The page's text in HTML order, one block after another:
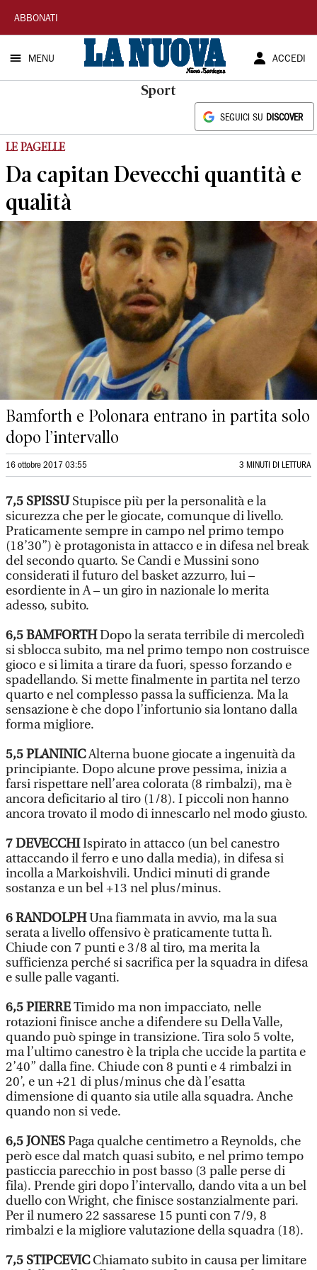
La
Nuova
Sardegna
ABBONATI
MENU ACCEDI
Sport
SEGUICI SU DISCOVER
LE PAGELLE
Da capitan Devecchi quantità e
qualità
Bamforth e Polonara entrano in partita solo
dopo l’intervallo
16 ottobre 2017 03:55 3 MINUTI DI LETTURA
7,5 SPISSUStupisce più per la personalità e la
sicurezza che per le giocate, comunque di livello.
Praticamente sempre in campo nel primo tempo
(18’30”) è protagonista in attacco e in difesa nel break
del secondo quarto. Se Candi e Mussini sono
considerati il futuro del basket azzurro, lui –
esordiente in A – un giro in nazionale lo merita
adesso, subito.
6,5BAMFORTHDopo la serata terribile di mercoledì
si sblocca subito, ma nel primo tempo non costruisce
gioco e si limita a tirare da fuori, spesso forzando e
spadellando. Si mette finalmente in partita nel terzo
quarto e nel complesso passa la sufficienza. Ma la
sensazione è che dopo l’infortunio sia lontano dalla
forma migliore.
5,5PLANINICAlterna buone giocate a ingenuità da
principiante. Dopo alcune prove pessima, inizia a
farsi rispettare nell’area colorata (8 rimbalzi), ma è
ancora deficitario al tiro (1/8). I piccoli non hanno
ancora trovato il modo di innescarlo nel modo giusto.
7DEVECCHIIspirato in attacco (un bel canestro
attaccando il ferro e uno dalla media), in difesa si
incolla a Markoishvili. Undici minuti di grande
sostanza e un bel +13 nel plus/minus.
6RANDOLPHUna fiammata in avvio, ma la sua
serata a livello offensivo è praticamente tutta lì.
Chiude con 7 punti e 3/8 al tiro, ma merita la
sufficienza perché si sacrifica per la squadra in difesa
e sulle palle vaganti.
6,5PIERRETimido ma non impacciato, nelle
rotazioni finisce anche a difendere su Della Valle,
quando può spinge in transizione. Tira solo 5 volte,
ma l’ultimo canestro è la tripla che uccide la partita e
2’40” dalla fine. Chiude con 8 punti e 4 rimbalzi in
20’, e un +21 di plus/minus che dà l’esatta
dimensione di quanto sia utile alla squadra. Anche
quando non si vede.
6,5JONESPaga qualche centimetro a Reynolds, che
però esce dal match quasi subito, e nel primo tempo
pasticcia parecchio in post basso (3 palle perse di
fila). Prende giri dopo l’intervallo, dando vita a un bel
duello con Wright, che finisce sostanzialmente pari.
Per il numero 22 sassarese 15 punti con 7/9, 8
rimbalzi e la migliore valutazione della squadra (18).
7,5 STIPCEVICChiamato subito in causa per limitare